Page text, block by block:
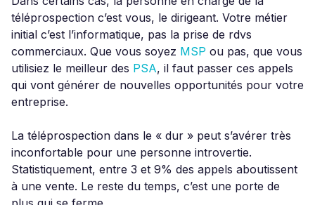
téléprospection c’est vous, le dirigeant. Votre métier
initial c’est l’informatique, pas la prise de rdvs
commerciaux. Que vous soyez MSP ou pas, que vous
utilisiez le meilleur des PSA, il faut passer ces appels
qui vont générer de nouvelles opportunités pour votre
entreprise.
La téléprospection dans le « dur » peut s’avérer très
inconfortable pour une personne introvertie.
Statistiquement, entre 3 et 9% des appels aboutissent
à une vente. Le reste du temps, c’est une porte de